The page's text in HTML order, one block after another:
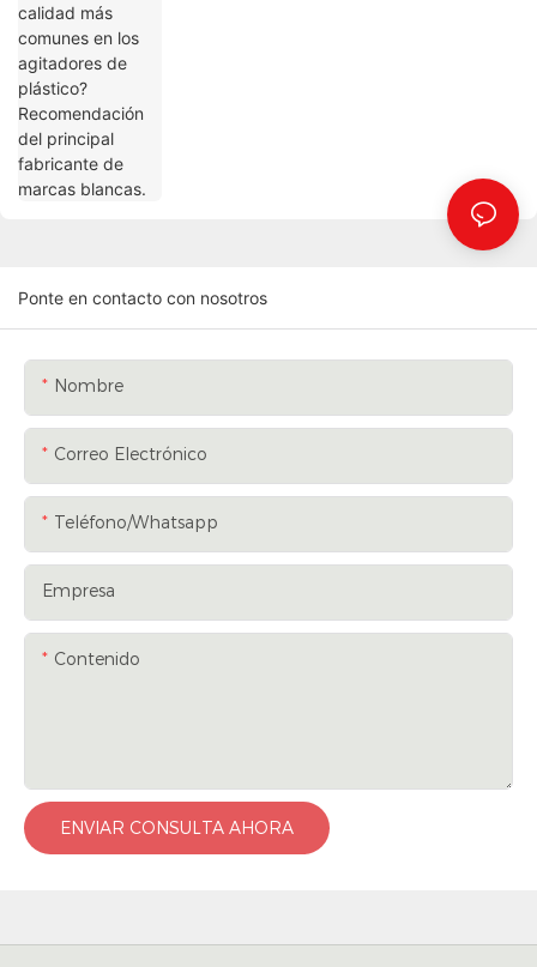
Ponte en contacto con nosotros
Nombre
Correo Electrónico
Teléfono/whatsapp
Empresa
Contenido
ENVIAR CONSULTA AHORA